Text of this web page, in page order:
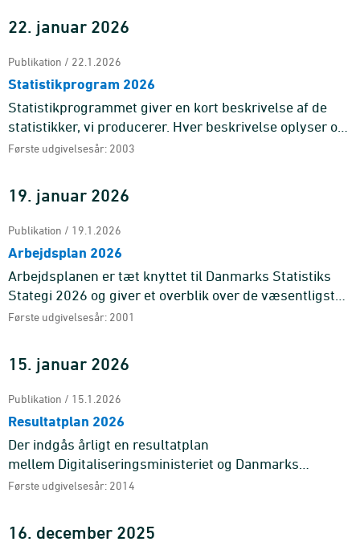
22. januar 2026
Publikation / 22.1.2026
Statistikprogram 2026
Statistikprogrammet giver en kort beskrivelse af de
statistikker, vi producerer. Hver beskrivelse oplyser om
statistikkens formål og indhold samt eventuelle udvikli
Første udgivelsesår: 2003
19. januar 2026
Publikation / 19.1.2026
Arbejdsplan 2026
Arbejdsplanen er tæt knyttet til Danmarks Statistiks
Stategi 2026 og giver et overblik over de væsentligste
initiativer, vi gennemfører i 2026 for ...
Første udgivelsesår: 2001
15. januar 2026
Publikation / 15.1.2026
Resultatplan 2026
Der indgås årligt en resultatplan
mellem Digitaliseringsministeriet og Danmarks
Statistik med udgangspunkt i Danmarks Statistiks
Første udgivelsesår: 2014
16. december 2025